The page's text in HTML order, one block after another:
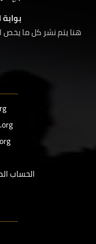
هنا يتم نشر كل ما يخص
الحساب